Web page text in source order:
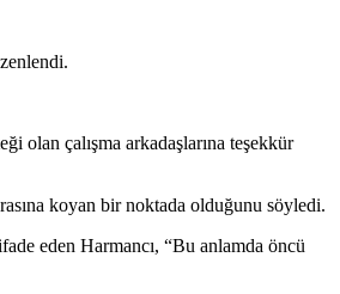
olan çalışma arkadaşlarına teşekkür
koyan bir noktada olduğunu söyledi.
eden Harmancı, “Bu anlamda öncü